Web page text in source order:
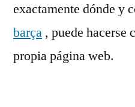
exactamente dónde y
barça , puede hacerse
propia página web.